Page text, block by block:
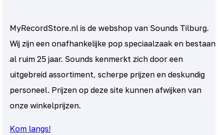
MyRecordStore.nl is de webshop van Sounds Tilburg.
Wij zijn een onafhankelijke pop speciaalzaak en bestaan
al ruim 25 jaar. Sounds kenmerkt zich door een
uitgebreid assortiment, scherpe prijzen en deskundig
personeel. Prijzen op deze site kunnen afwijken van
onze winkelprijzen.
Kom langs!